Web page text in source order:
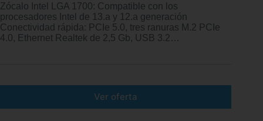
Zócalo Intel LGA 1700: Compatible con los
procesadores Intel de 13.a y 12.a generación
Conectividad rápida: PCIe 5.0, tres ranuras M.2 PCIe
4.0, Ethernet Realtek de 2,5 Gb, USB 3.2…
Ver oferta